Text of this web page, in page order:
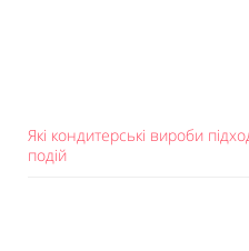
Які кондитерські вироби
подій